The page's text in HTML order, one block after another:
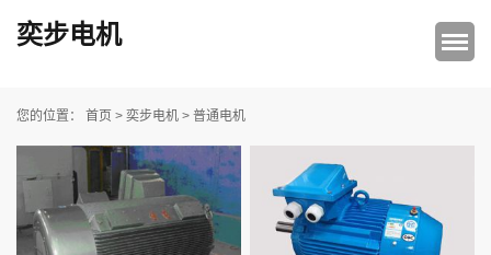
奕步电机
您的位置： 首页 > 奕步电机 > 普通电机